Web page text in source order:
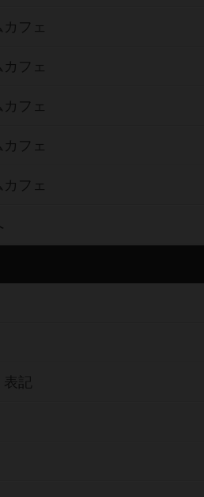
フェ
フェ
フェ
フェ
フェ
記